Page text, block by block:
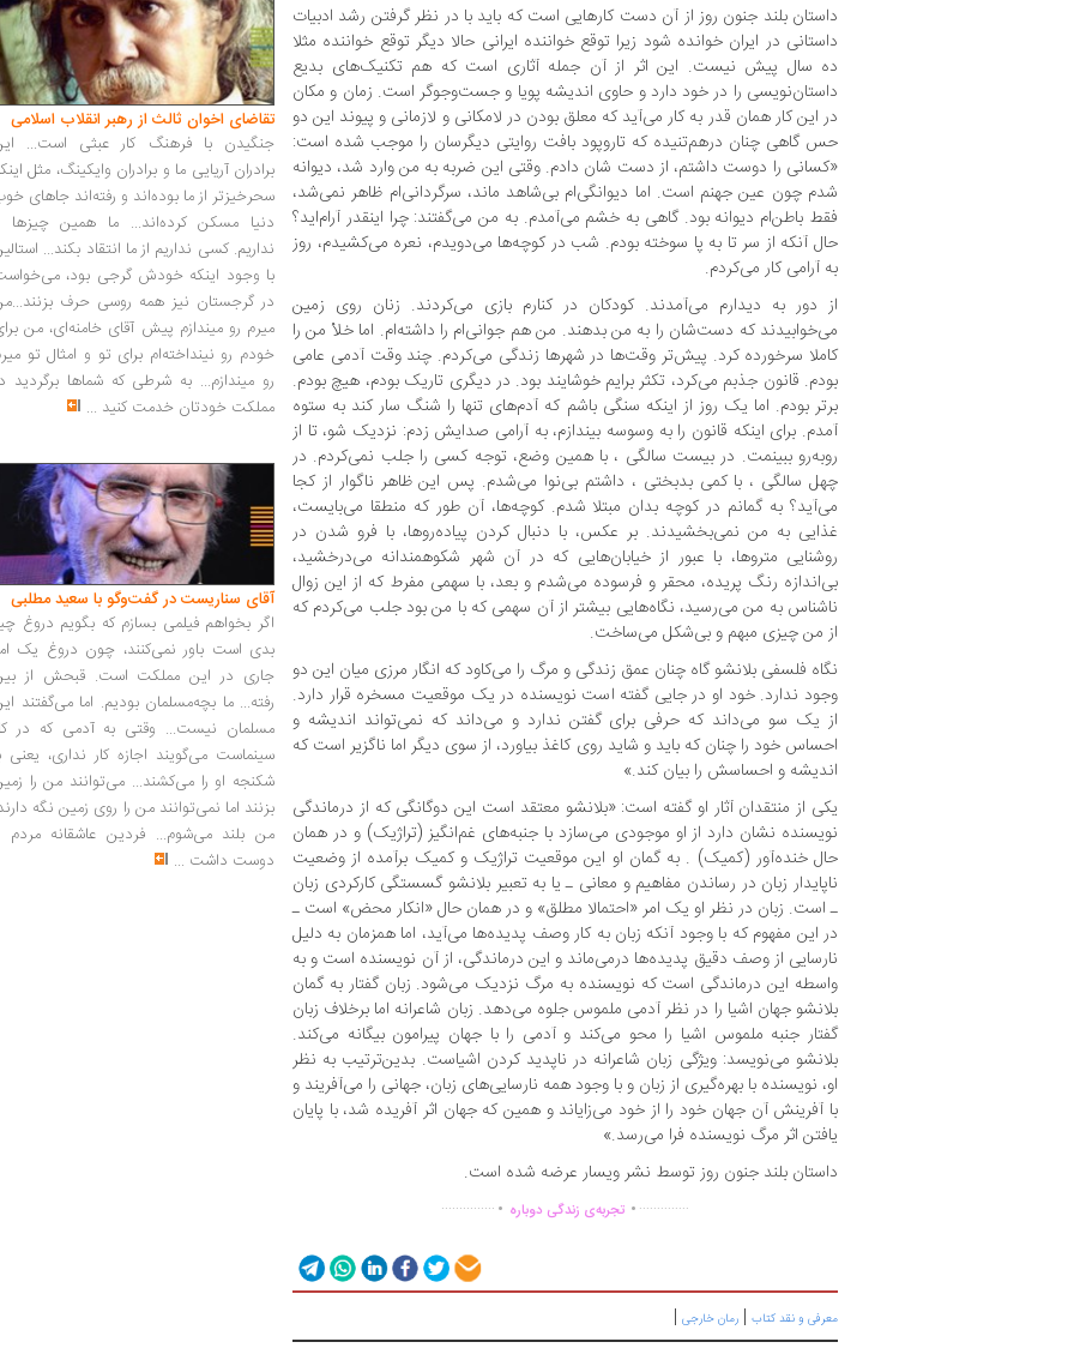
داستان بلند جنون روز از آن دست کارهایی است که باید با در نظر گرفتن رشد ادبیات
داستانی در ایران خوانده شود زیرا توقع خواننده ایرانی حالا دیگر توقع خواننده مثلا
ده سال پیش نیست. این اثر از آن جمله آثاری است که هم تکنیک‌های بدیع
داستان‌نویسی را در خود دارد و حاوی اندیشه پویا و جست‌وجو‌گر است. زمان و مکان
در این کار همان قدر به کار می‌آید که معلق بودن در لامکانی و لازمانی و پیوند این دو
حس گاهی چنان درهم‌تنیده که تاروپود بافت روایتی دیگرسان را موجب شده است:
«کسانی را دوست داشتم، از دست شان دادم. وقتی این ضربه به من وارد شد، دیوانه
شدم چون عین جهنم است. اما دیوانگی‌ام بی‌شاهد ماند، سرگردانی‌ام ظاهر نمی‌شد،
فقط باطن‌ام دیوانه بود. گاهی به خشم می‌آمدم. به من می‌گفتند: چرا اینقدر آرام‌اید؟
حال آنکه از سر تا به پا سوخته بودم. شب در کوچه‌ها می‌دویدم، نعره می‌کشیدم، روز
به آرامی کار می‌کردم.
از دور به دیدارم می‌آمدند. کودکان در کنارم بازی می‌کردند. زنان روی زمین
می‌خوابیدند که دست‌شان را به من بدهند. من هم جوانی‌ام را داشته‌ام. اما خلأ من را
کاملا سرخورده کرد. پیش‌تر وقت‌ها در شهر‌ها زندگی می‌کردم. چند وقت آدمی عامی
بودم. قانون جذبم می‌کرد، تکثر برایم خوشایند بود. در دیگری تاریک بودم، هیچ بودم.
برتر بودم. اما یک روز از اینکه سنگی باشم که آدم‌های تنها را شنگ سار کند به ستوه
آمدم. برای اینکه قانون را به وسوسه بیندازم، به آرامی صدایش زدم: نزدیک شو، تا از
روبه‌رو ببینمت. در بیست سالگی ، با همین وضع، توجه کسی را جلب نمی‌کردم. در
چهل سالگی ، با کمی بدبختی ، داشتم بی‌نوا می‌شدم. پس این ظاهر ناگوار از کجا
می‌آید؟ به گمانم در کوچه بدان مبتلا شدم. کوچه‌ها، آن طور که منطقا می‌بایست،
غذایی به من نمی‌بخشیدند. بر عکس، با دنبال کردن پیاده‌روها، با فرو شدن در
روشنایی متروها، با عبور از خیابان‌هایی که در آن شهر شکوهمندانه می‌درخشید،
بی‌اندازه رنگ پریده، محقر و فرسوده می‌شدم و بعد، با سهمی مفرط که از این زوال
ناشناس به من می‌رسید، نگاه‌هایی بیشتر از آن سهمی که با من بود جلب می‌کردم که
از من چیزی مبهم و بی‌شکل می‌ساخت.
نگاه فلسفی بلانشو گاه چنان عمق زندگی و مرگ را می‌کاود که انگار مرزی میان این دو
وجود ندارد. خود او در جایی گفته است نویسنده در یک موقعیت مسخره قرار دارد.
از یک سو می‌داند که حرفی برای گفتن ندارد و می‌داند که نمی‌تواند اندیشه و
احساس خود را چنان که باید و شاید روی کاغذ بیاورد، از سوی دیگر اما ناگزیر است که
اندیشه و احساسش را بیان کند.»
یکی از منتقدان آثار او گفته است: «بلانشو معتقد است این دوگانگی که از درماندگی
نویسنده نشان دارد از او موجودی می‌سازد با جنبه‌های غم‌انگیز (تراژیک) و در همان
حال خنده‌آور (کمیک) . به گمان او این موقعیت تراژیک و کمیک برآمده از وضعیت
ناپایدار زبان در رساندن مفاهیم و معانی ـ یا به تعبیر بلانشو گسستگی کارکردی زبان
ـ است. زبان در نظر او یک امر «احتمالا مطلق» و در همان حال «انکار محض» است ـ
در این مفهوم که با وجود آنکه زبان به کار وصف پدیده‌ها می‌آید، اما همزمان به دلیل
نارسایی از وصف دقیق پدیده‌ها درمی‌ماند و این درماندگی، از آن نویسنده است و به
واسطه این درماندگی است که نویسنده به مرگ نزدیک می‌شود. زبان گفتار به گمان
بلانشو جهان اشیا را در نظر آدمی ملموس جلوه می‌دهد. زبان شاعرانه اما برخلاف زبان
گفتار جنبه ملموس اشیا را محو می‌کند و آدمی را با جهان پیرامون بیگانه می‌کند.
بلانشو می‌نویسد: ویژگی زبان شاعرانه در ناپدید کردن اشیاست. بدین‌ترتیب به نظر
او، نویسنده با بهره‌گیری از زبان و با وجود همه نارسایی‌های زبان، جهانی را می‌آفریند و
با آفرینش آن جهان خود را از خود می‌زایاند و همین که جهان اثر آفریده شد، با پایان
یافتن اثر مرگ نویسنده فرا می‌رسد.»
داستان بلند جنون روز توسط نشر ویسار عرضه شده است.
................ تجربه‌ی زندگی دوباره...............
معرفی و نقد کتاب | رمان خارجی |
تقاضای اخوان ثالث از رهبر انقلاب اسلامی
جنگیدن با فرهنگ کار عبثی است...
برادران آریایی ما و برادران وایکینگ، مثل
سحرخیزتر از ما بوده‌اند و رفته‌اند جاهای
دنیا مسکن کرده‌اند... ما همین چیزها
نداریم. کسی نداریم از ما انتقاد بکند...
با وجود اینکه خودش گرجی بود،
در گرجستان نیز همه روسی حرف
میرم رو میندازم پیش آقای خامنه‌ای، من
خودم رو نینداخته‌ام برای تو و امثال تو
رو میندازم... به شرطی که شماها برگردید
مملکت خودتان خدمت کنید ...
آقای سناریست در گفت‌وگو با سعید مطلبی
اگر بخواهم فیلمی بسازم که بگویم دروغ
بدی است باور نمی‌کنند، چون دروغ یک
جاری در این مملکت است. قبحش از
رفته... ما بچه‌مسلمان بودیم. اما می‌گفتند
مسلمان نیست... وقتی به آدمی که در
سینماست می‌گویند اجازه کار نداری، یعنی
شکنجه او را می‌کشند... می‌توانند من را
بزنند اما نمی‌توانند من را روی زمین نگه
من بلند می‌شوم... فردین عاشقانه مردم
دوست داشت ...